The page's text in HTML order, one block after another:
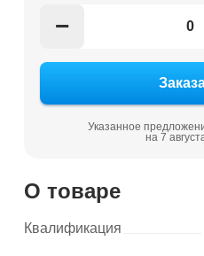
−
Указанное
на 7
О товаре
Квалификация